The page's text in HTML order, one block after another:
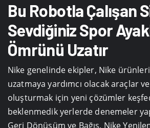
Bu Robotla Çalışan
Sevdiğiniz Spor
Ömrünü Uzatır
Nike genelinde ekipler, Nike
uzatmaya yardımcı olacak araçlar
oluşturmak için yeni çözümler
beklenmedik yerlerde denemeler
Geri Dönüşüm ve Bağış, Nike